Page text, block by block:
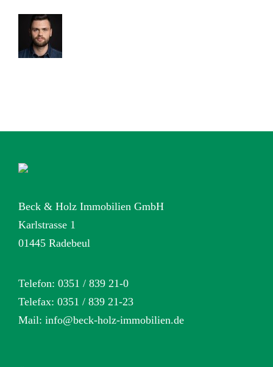
Beck & Holz Immobilien GmbH
Karlstrasse 1
01445 Radebeul
Telefon: 0351 / 839 21-0
Telefax: 0351 / 839 21-23
Mail: info@beck-holz-immobilien.de